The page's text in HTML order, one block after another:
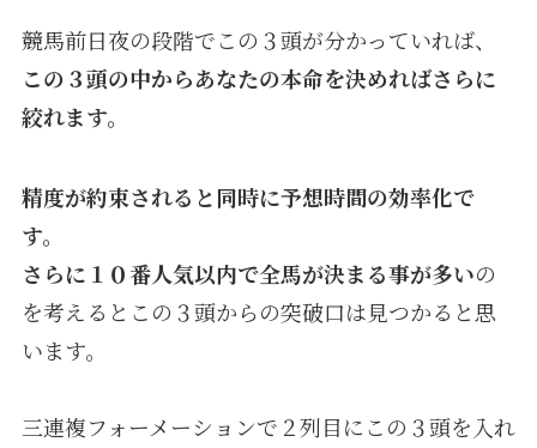
競馬前日夜の段階でこの３頭が分かっていれば、
この３頭の中からあなたの本命を決めればさらに
絞れます。
精度が約束されると同時に予想時間の効率化で
す。
さらに１０番人気以内で全馬が決まる事が多いの
を考えるとこの３頭からの突破口は見つかると思
います。
三連複フォーメーションで２列目にこの３頭を入れ